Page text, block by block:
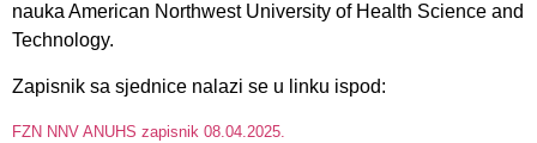
nauka American Northwest University of Health Science and
Technology.
Zapisnik sa sjednice nalazi se u linku ispod:
FZN NNV ANUHS zapisnik 08.04.2025.